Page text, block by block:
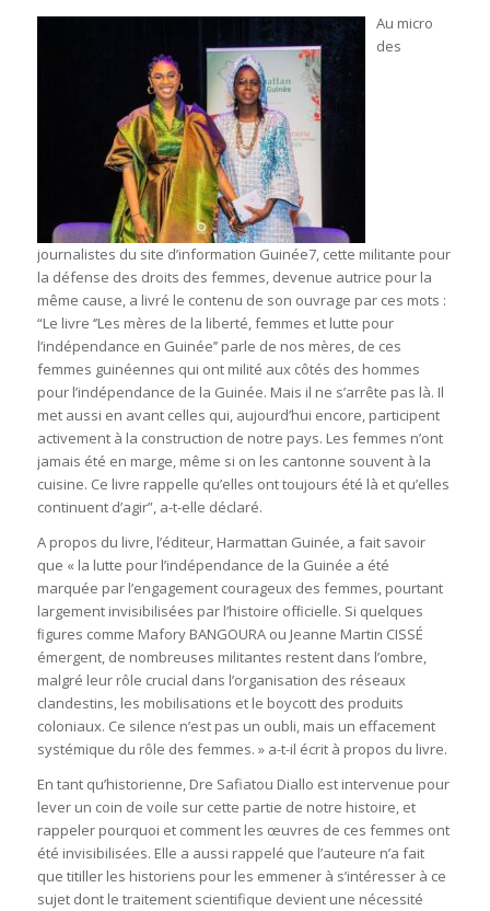
Au micro
des
journalistes du site d’information Guinée7, cette militante pour
la défense des droits des femmes, devenue autrice pour la
même cause, a livré le contenu de son ouvrage par ces mots :
“Le livre ‘’Les mères de la liberté, femmes et lutte pour
l’indépendance en Guinée’’ parle de nos mères, de ces
femmes guinéennes qui ont milité aux côtés des hommes
pour l’indépendance de la Guinée. Mais il ne s’arrête pas là. Il
met aussi en avant celles qui, aujourd’hui encore, participent
activement à la construction de notre pays. Les femmes n’ont
jamais été en marge, même si on les cantonne souvent à la
cuisine. Ce livre rappelle qu’elles ont toujours été là et qu’elles
continuent d’agir”, a-t-elle déclaré.
A propos du livre, l’éditeur, Harmattan Guinée, a fait savoir
que « la lutte pour l’indépendance de la Guinée a été
marquée par l’engagement courageux des femmes, pourtant
largement invisibilisées par l’histoire ofﬁcielle. Si quelques
ﬁgures comme Mafory BANGOURA ou Jeanne Martin CISSÉ
émergent, de nombreuses militantes restent dans l’ombre,
malgré leur rôle crucial dans l’organisation des réseaux
clandestins, les mobilisations et le boycott des produits
coloniaux. Ce silence n’est pas un oubli, mais un effacement
systémique du rôle des femmes. » a-t-il écrit à propos du livre.
En tant qu’historienne, Dre Safiatou Diallo est intervenue pour
lever un coin de voile sur cette partie de notre histoire, et
rappeler pourquoi et comment les œuvres de ces femmes ont
été invisibilisées. Elle a aussi rappelé que l’auteure n’a fait
que titiller les historiens pour les emmener à s’intéresser à ce
sujet dont le traitement scientifique devient une nécessité